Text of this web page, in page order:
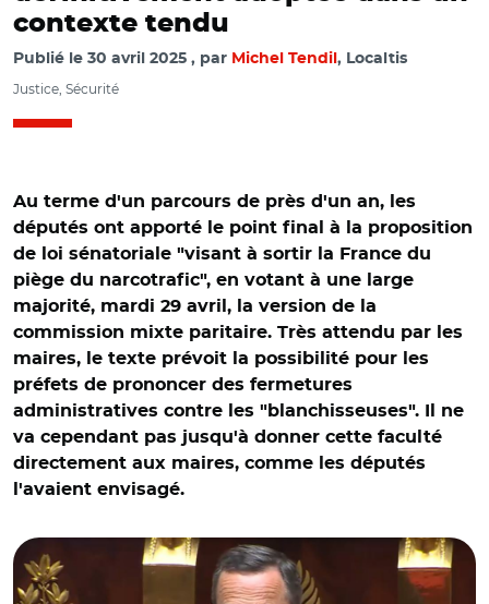
contexte tendu
Publié le 30 avril 2025 par Michel Tendil , Localtis
Justice, Sécurité
Au terme d'un parcours de près d'un an, les
députés ont apporté le point final à la proposition
de loi sénatoriale "visant à sortir la France du
piège du narcotrafic", en votant à une large
majorité, mardi 29 avril, la version de la
commission mixte paritaire. Très attendu par les
maires, le texte prévoit la possibilité pour les
préfets de prononcer des fermetures
administratives contre les "blanchisseuses". Il ne
va cependant pas jusqu'à donner cette faculté
directement aux maires, comme les députés
l'avaient envisagé.